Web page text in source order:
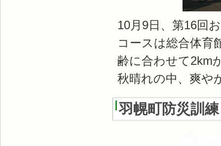
10月9日、第16回
コースは総合体育
齢に合わせて2km
秋晴れの中、爽や
羽幌町防災訓練